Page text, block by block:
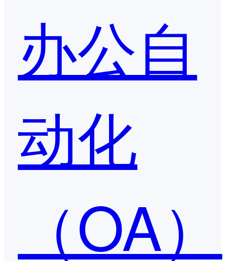
办公自
动化
（OA）